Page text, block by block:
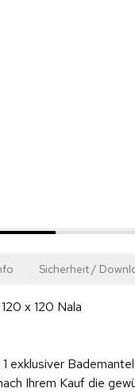
Sicherheit /
x 120 Nala
exklusiver
Ihrem Kauf die